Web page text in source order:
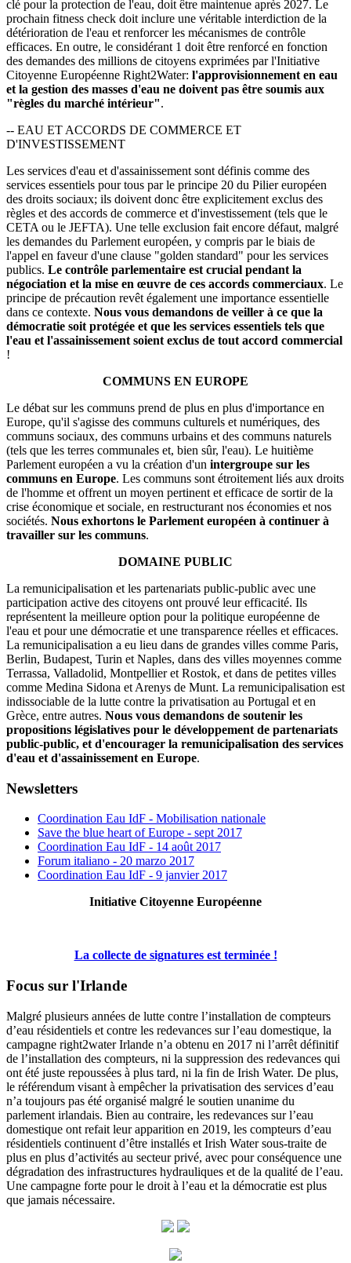
clé pour la protection de l'eau, doit être maintenue après 2027. Le
prochain fitness check doit inclure une véritable interdiction de la
détérioration de l'eau et renforcer les mécanismes de contrôle
efficaces. En outre, le considérant 1 doit être renforcé en fonction
des demandes des millions de citoyens exprimées par l'Initiative
Citoyenne Européenne Right2Water: l'approvisionnement en eau
et la gestion des masses d'eau ne doivent pas être soumis aux
"règles du marché intérieur".
-- EAU ET ACCORDS DE COMMERCE ET
D'INVESTISSEMENT
Les services d'eau et d'assainissement sont définis comme des
services essentiels pour tous par le principe 20 du Pilier européen
des droits sociaux; ils doivent donc être explicitement exclus des
règles et des accords de commerce et d'investissement (tels que le
CETA ou le JEFTA). Une telle exclusion fait encore défaut, malgré
les demandes du Parlement européen, y compris par le biais de
l'appel en faveur d'une clause "golden standard" pour les services
publics. Le contrôle parlementaire est crucial pendant la
négociation et la mise en œuvre de ces accords commerciaux. Le
principe de précaution revêt également une importance essentielle
dans ce contexte. Nous vous demandons de veiller à ce que la
démocratie soit protégée et que les services essentiels tels que
l'eau et l'assainissement soient exclus de tout accord commercial
!
COMMUNS EN EUROPE
Le débat sur les communs prend de plus en plus d'importance en
Europe, qu'il s'agisse des communs culturels et numériques, des
communs sociaux, des communs urbains et des communs naturels
(tels que les terres communales et, bien sûr, l'eau). Le huitième
Parlement européen a vu la création d'un intergroupe sur les
communs en Europe. Les communs sont étroitement liés aux droits
de l'homme et offrent un moyen pertinent et efficace de sortir de la
crise économique et sociale, en restructurant nos économies et nos
sociétés. Nous exhortons le Parlement européen à continuer à
travailler sur les communs.
DOMAINE PUBLIC
La remunicipalisation et les partenariats public-public avec une
participation active des citoyens ont prouvé leur efficacité. Ils
représentent la meilleure option pour la politique européenne de
l'eau et pour une démocratie et une transparence réelles et efficaces.
La remunicipalisation a eu lieu dans de grandes villes comme Paris,
Berlin, Budapest, Turin et Naples, dans des villes moyennes comme
Terrassa, Valladolid, Montpellier et Rostok, et dans de petites villes
comme Medina Sidona et Arenys de Munt. La remunicipalisation est
indissociable de la lutte contre la privatisation au Portugal et en
Grèce, entre autres. Nous vous demandons de soutenir les
propositions législatives pour le développement de partenariats
public-public, et d'encourager la remunicipalisation des services
d'eau et d'assainissement en Europe.
Newsletters
Coordination Eau IdF - Mobilisation nationale
Save the blue heart of Europe - sept 2017
Coordination Eau IdF - 14 août 2017
Forum italiano - 20 marzo 2017
Coordination Eau IdF - 9 janvier 2017
Initiative Citoyenne Européenne
La collecte de signatures est terminée !
Focus sur l'Irlande
Malgré plusieurs années de lutte contre l’installation de compteurs
d’eau résidentiels et contre les redevances sur l’eau domestique, la
campagne right2water Irlande n’a obtenu en 2017 ni l’arrêt définitif
de l’installation des compteurs, ni la suppression des redevances qui
ont été juste repoussées à plus tard, ni la fin de Irish Water. De plus,
le référendum visant à empêcher la privatisation des services d’eau
n’a toujours pas été organisé malgré le soutien unanime du
parlement irlandais. Bien au contraire, les redevances sur l’eau
domestique ont refait leur apparition en 2019, les compteurs d’eau
résidentiels continuent d’être installés et Irish Water sous-traite de
plus en plus d’activités au secteur privé, avec pour conséquence une
dégradation des infrastructures hydrauliques et de la qualité de l’eau.
Une campagne forte pour le droit à l’eau et la démocratie est plus
que jamais nécessaire.